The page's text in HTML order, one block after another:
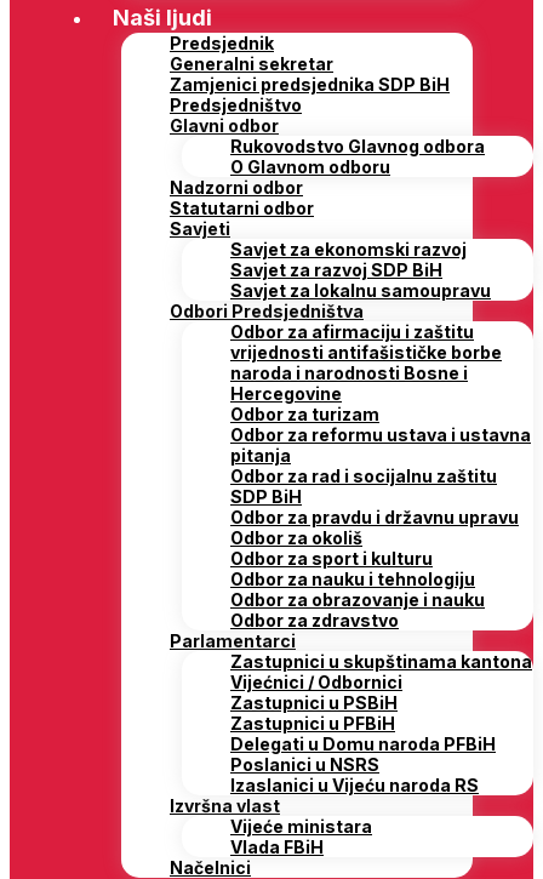
Naši ljudi
Predsjednik
Generalni sekretar
Zamjenici predsjednika SDP BiH
Predsjedništvo
Glavni odbor
Rukovodstvo Glavnog odbora
O Glavnom odboru
Nadzorni odbor
Statutarni odbor
Savjeti
Savjet za ekonomski razvoj
Savjet za razvoj SDP BiH
Savjet za lokalnu samoupravu
Odbori Predsjedništva
Odbor za afirmaciju i zaštitu
vrijednosti antifašističke borbe
naroda i narodnosti Bosne i
Hercegovine
Odbor za turizam
Odbor za reformu ustava i ustavna
pitanja
Odbor za rad i socijalnu zaštitu
SDP BiH
Odbor za pravdu i državnu upravu
Odbor za okoliš
Odbor za sport i kulturu
Odbor za nauku i tehnologiju
Odbor za obrazovanje i nauku
Odbor za zdravstvo
Parlamentarci
Zastupnici u skupštinama kantona
Vijećnici / Odbornici
Zastupnici u PSBiH
Zastupnici u PFBiH
Delegati u Domu naroda PFBiH
Poslanici u NSRS
Izaslanici u Vijeću naroda RS
Izvršna vlast
Vijeće ministara
Vlada FBiH
Načelnici